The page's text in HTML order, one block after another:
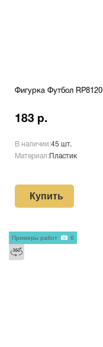
Фигурка Футбол RP8120
183 р.
В наличии:45 шт.
Материал: Пластик
Купить
Примеры работ 6